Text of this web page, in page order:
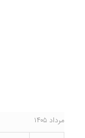
مرداد ۱۴۰۵